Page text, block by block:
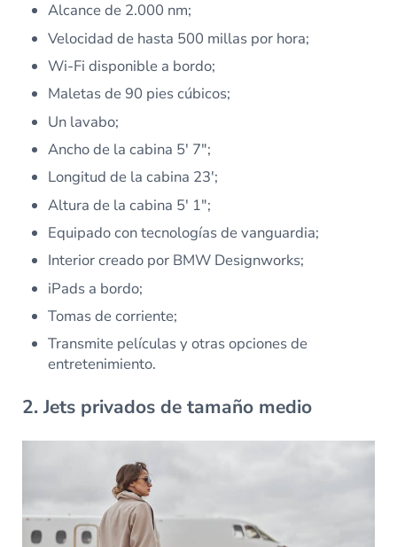
Alcance de 2.000 nm;
Velocidad de hasta 500 millas por hora;
Wi-Fi disponible a bordo;
Maletas de 90 pies cúbicos;
Un lavabo;
Ancho de la cabina 5′ 7″;
Longitud de la cabina 23′;
Altura de la cabina 5′ 1″;
Equipado con tecnologías de vanguardia;
Interior creado por BMW Designworks;
iPads a bordo;
Tomas de corriente;
Transmite películas y otras opciones de
entretenimiento.
2. Jets privados de tamaño medio